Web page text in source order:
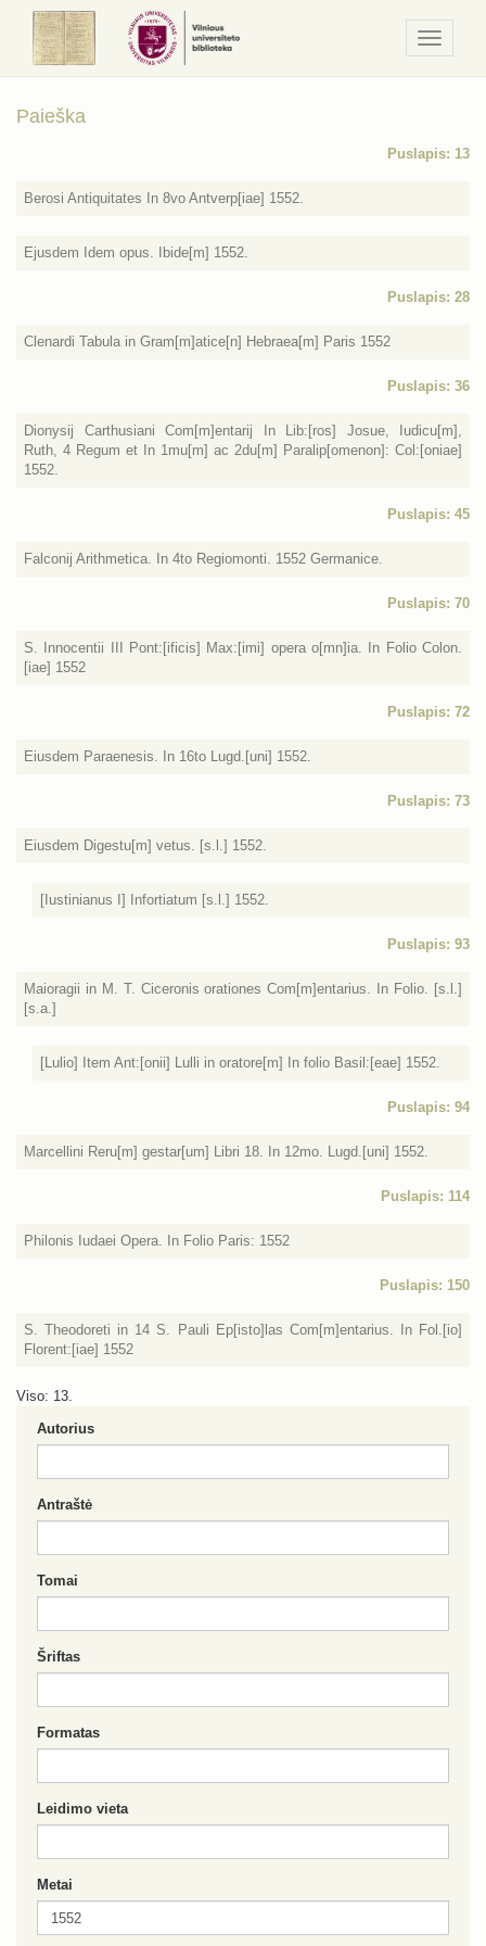
/
Meniu
Paieška
Puslapis: 13
Berosi Antiquitates In 8vo Antverp[iae] 1552.
Ejusdem Idem opus. Ibide[m] 1552.
Puslapis: 28
Clenardi Tabula in Gram[m]atice[n] Hebraea[m] Paris 1552
Puslapis: 36
Dionysij Carthusiani Com[m]entarij In Lib:[ros] Josue, Iudicu[m],
Ruth, 4 Regum et In 1mu[m] ac 2du[m] Paralip[omenon]: Col:[oniae]
1552.
Puslapis: 45
Falconij Arithmetica. In 4to Regiomonti. 1552 Germanice.
Puslapis: 70
S. Innocentii III Pont:[ificis] Max:[imi] opera o[mn]ia. In Folio Colon.
[iae] 1552
Puslapis: 72
Eiusdem Paraenesis. In 16to Lugd.[uni] 1552.
Puslapis: 73
Eiusdem Digestu[m] vetus. [s.l.] 1552.
[Iustinianus I] Infortiatum [s.l.] 1552.
Puslapis: 93
Maioragii in M. T. Ciceronis orationes Com[m]entarius. In Folio. [s.l.]
[s.a.]
[Lulio] Item Ant:[onii] Lulli in oratore[m] In folio Basil:[eae] 1552.
Puslapis: 94
Marcellini Reru[m] gestar[um] Libri 18. In 12mo. Lugd.[uni] 1552.
Puslapis: 114
Philonis Iudaei Opera. In Folio Paris: 1552
Puslapis: 150
S. Theodoreti in 14 S. Pauli Ep[isto]las Com[m]entarius. In Fol.[io]
Florent:[iae] 1552
Viso: 13.
Autorius
Antraštė
Tomai
Šriftas
Formatas
Leidimo vieta
Metai